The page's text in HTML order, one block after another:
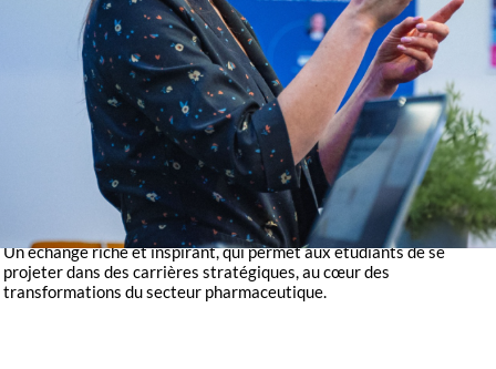
découvrir les missions d’un poste en marketing pharma
omnicanal
comprendre les compétences attendues dans le secteur
affiner leur choix de spécialisation en fonction de leur projet
professionnel
BIOTECH, MARKETING ET INNOVATION : DES
CARRIÈRES À FORT POTENTIEL
Ce Café Carrière illustre la diversité des opportunités à l’interface
entre biotechnologies, marketing et innovation.
Un échange riche et inspirant, qui permet aux étudiants de se
projeter dans des carrières stratégiques, au cœur des
transformations du secteur pharmaceutique.